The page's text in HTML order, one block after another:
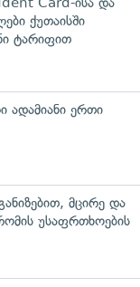
ქუთაისში
ტარიფით
ადამიანი ერთი
მცირე და
უსაფრთხოების